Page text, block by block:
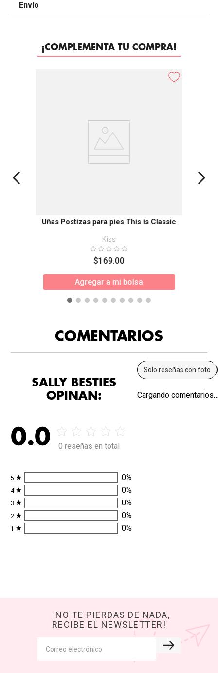
Envío
¡COMPLEMENTA TU COMPRA!
Uñas Postizas para pies This is Classic
Kiss
$169.00
Agregar a mi bolsa
COMENTARIOS
SALLY BESTIES
OPINAN:
0.0 0 reseñas en total
5 0%
4 0%
3 0%
2 0%
1 0%
Solo reseñas con foto
Cargando
¡NO TE PIERDAS DE NADA,
RECIBE EL NEWSLETTER!